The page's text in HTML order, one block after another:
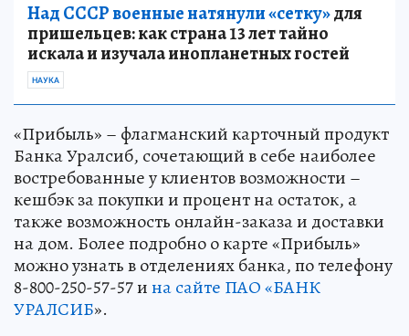
Над СССР военные натянули «сетку»для
пришельцев: как страна 13 лет тайно
искала и изучала инопланетных гостей
НАУКА
«Прибыль» – флагманский карточный продукт
Банка Уралсиб, сочетающий в себе наиболее
востребованные у клиентов возможности –
кешбэк за покупки и процент на остаток, а
также возможность онлайн-заказа и доставки
на дом. Более подробно о карте «Прибыль»
можно узнать в отделениях банка, по телефону
8-800-250-57-57 ина сайте ПАО «БАНК
УРАЛСИБ».